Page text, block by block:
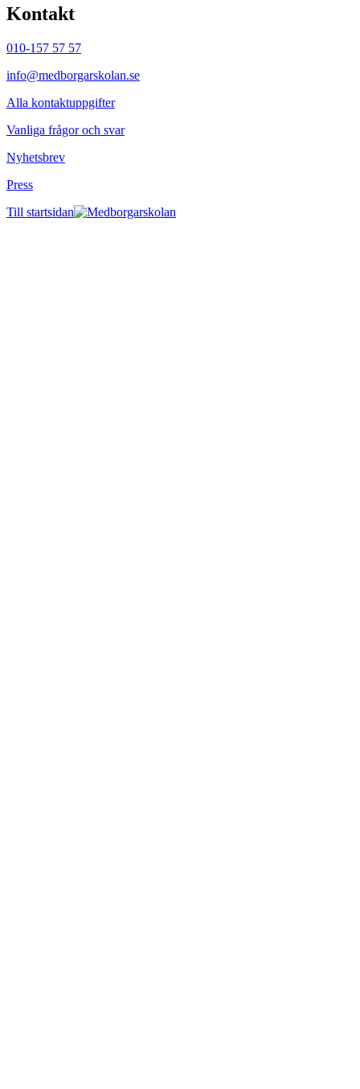
Kontakt
010-157 57 57
info@medborgarskolan.se
Alla kontaktuppgifter
Vanliga frågor och svar
Nyhetsbrev
Press
Till startsidan